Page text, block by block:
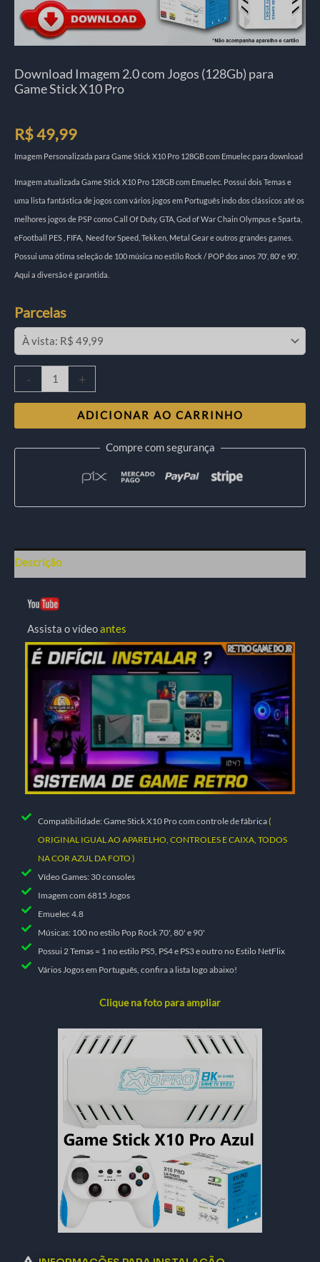
Download Imagem 2.0 com Jogos (128Gb) para
Game Stick X10 Pro
R$49,99
Imagem Personalizada para Game Stick X10 Pro 128GB com Emuelec para download
Imagem atualizada Game Stick X10 Pro 128GB com Emuelec. Possui dois Temas e
uma lista fantástica de jogos com vários jogos em Português indo dos clássicos até os
melhores jogos de PSP como Call Of Duty, GTA, God of War Chain Olympus e Sparta,
eFootball PES , FIFA, Need for Speed, Tekken, Metal Gear e outros grandes games.
Possui uma ótima seleção de 100 música no estilo Rock / POP dos anos 70′, 80′ e 90′.
Aqui a diversão é garantida.
Parcelas
- +
ADICIONAR AO CARRINHO
Compre com segurança
Descrição
Assista o vídeoantes
Compatibilidade: Game Stick X10 Pro com controle de fábrica(
ORIGINAL IGUAL AO APARELHO, CONTROLES E CAIXA, TODOS
NA COR AZUL DA FOTO )
Vídeo Games: 30 consoles
Imagem com 6815 Jogos
Emuelec 4.8
Músicas: 100 no estilo Pop Rock 70', 80' e 90'
Possui 2 Temas = 1 no estilo PS5, PS4 e PS3 e outro no Estilo NetFlix
Vários Jogos em Português, confira a lista logo abaixo!
Clique na foto para ampliar